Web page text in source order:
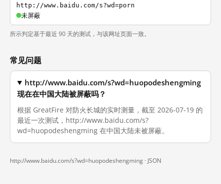
http://www.baidu.com/s?wd=porn
未屏蔽
所示判定基于最近 90 天的测试，与该网址页面一致。
常见问题
http://www.baidu.com/s?wd=huopodeshengming
现在在中国大陆被屏蔽吗？
根据 GreatFire 对防火长城的实时测量，截至 2026-07-19 的
最近一次测试，http://www.baidu.com/s?
wd=huopodeshengming 在中国大陆未被屏蔽。
http://www.baidu.com/s?wd=huopodeshengming · JSON